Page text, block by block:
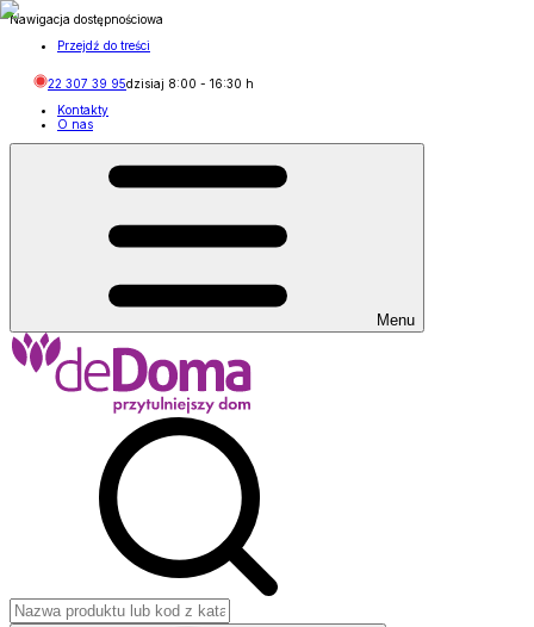
Nawigacja dostępnościowa
Przejdź do treści
22 307 39 95dzisiaj 8:00 - 16:30 h
Kontakty
O nas
Menu